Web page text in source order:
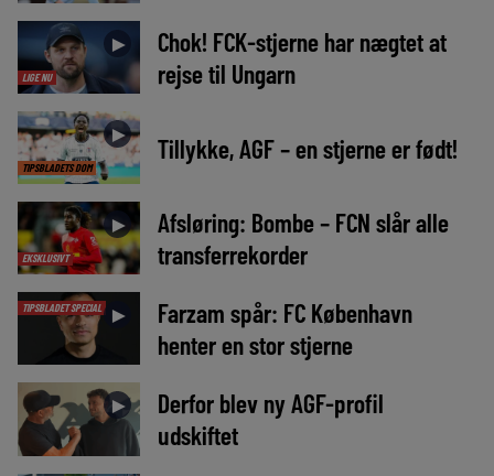
LIGE NU
►
Chok! FCK-stjerne har nægtet at
rejse til Ungarn
TIPSBLADETS DOM
► Tillykke, AGF – en stjerne er født!
EKSKLUSIVT
►
Afsløring: Bombe – FCN slår alle
transferrekorder
TIPSBLADET SPECIAL ►
Farzam spår: FC København
henter en stor stjerne
►
Derfor blev ny AGF-profil
udskiftet